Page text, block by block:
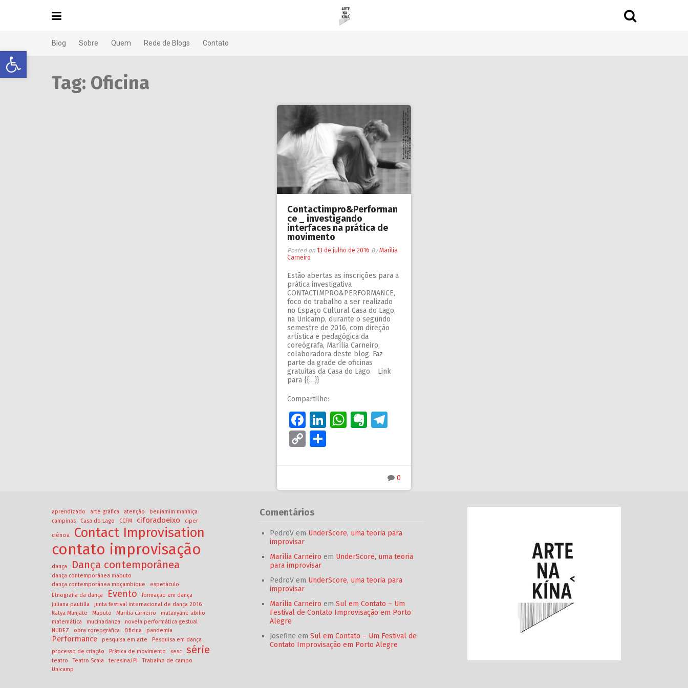
Abrir a barra de ferramentas
Blog Sobre Quem Rede de Blogs Contato
Tag: Oficina
Contactimpro&Performan
ce _ investigando
interfaces na prática de
movimento
Posted on 13 de julho de 2016 ByMarília
Carneiro
Estão abertas as inscrições para a
prática investigativa
CONTACTIMPRO&PERFORMANCE,
foco do trabalho a ser realizado
no Espaço Cultural Casa do Lago,
na Unicamp, durante o segundo
semestre de 2016, com direção
artística e pedagógica da
coreógrafa, Marília Carneiro,
colaboradora deste blog. Faz
parte da grade de oficinas
gratuitas da Casa do Lago. Link
para {{…}}
Compartilhe:
Facebook
LinkedIn
WhatsApp
Evernote
Copy
0
aprendizado arte gráfica atenção
benjamim manhiça
campinas
Casa do Lago CCFM ciforadoeixo ciper
ciência Contact Improvisation
contato improvisação
dança Dança contemporânea
dança contemporânea maputo
dança contemporânea moçambique
espetáculo
Etnografia da dança
Evento
formação em dança
juliana pautilla
junta festival internacional de dança 2016
Katya Manjate
Maputo Marilia carneiro
matanyane abilio
matemática
mucinadanza
novela performática gestual
NUDEZ
obra coreográfica Oficina pandemia
Performance pesquisa em arte
Pesquisa em dança
processo de criação
Prática de movimento sesc série
teatro Teatro Scala teresina/PI
Trabalho de campo
Unicamp
Comentários
PedroV em UnderScore, uma teoria para
improvisar
Marília Carneiro em UnderScore, uma teoria
para improvisar
PedroV em UnderScore, uma teoria para
improvisar
Marília Carneiro em Sul em Contato – Um
Festival de Contato Improvisação em Porto
Alegre
Josefine em Sul em Contato – Um Festival de
Contato Improvisação em Porto Alegre